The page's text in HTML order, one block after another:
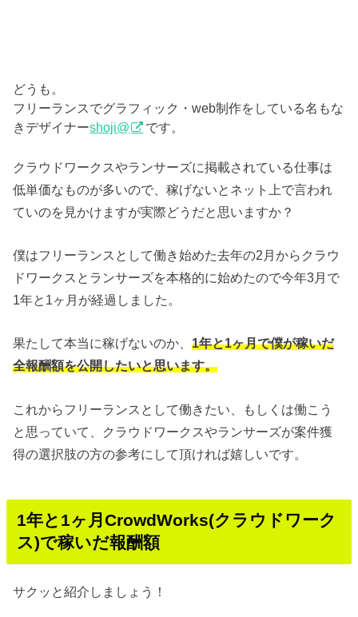
どうも。
フリーランスでグラフィック・web制作をしている名もな
きデザイナーshoji@ です。
クラウドワークスやランサーズに掲載されている仕事は
低単価なものが多いので、稼げないとネット上で言われ
ていのを見かけますが実際どうだと思いますか？
僕はフリーランスとして働き始めた去年の2月からクラウ
ドワークスとランサーズを本格的に始めたので今年3月で
1年と1ヶ月が経過しました。
果たして本当に稼げないのか、1年と1ヶ月で僕が稼いだ
全報酬額を公開したいと思います。
これからフリーランスとして働きたい、もしくは働こう
と思っていて、クラウドワークスやランサーズが案件獲
得の選択肢の方の参考にして頂ければ嬉しいです。
1年と1ヶ月CrowdWorks(クラウドワーク
ス)で稼いだ報酬額
サクッと紹介しましょう！